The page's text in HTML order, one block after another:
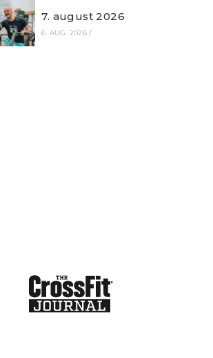
7. august 2026
6. AUG. 2026 /